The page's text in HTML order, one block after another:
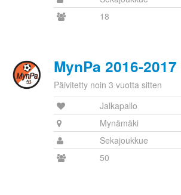
18
MynPa 2016-2017
Päivitetty noin 3 vuotta sitten
Jalkapallo
Mynämäki
Sekajoukkue
50